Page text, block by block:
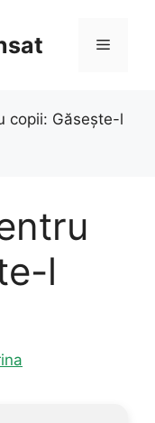
Meniu
copii: Găsește-l
l